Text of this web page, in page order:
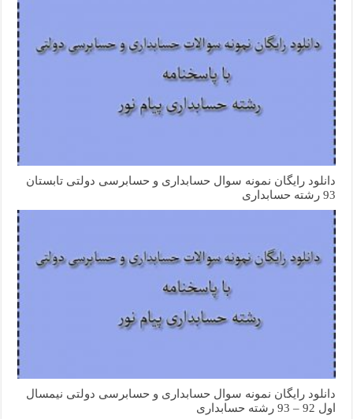
دانلود رایگان نمونه سوال حسابداری و حسابرسی دولتی تابستان
93 رشته حسابداری
دانلود رایگان نمونه سوال حسابداری و حسابرسی دولتی نیمسال
اول 92 – 93 رشته حسابداری